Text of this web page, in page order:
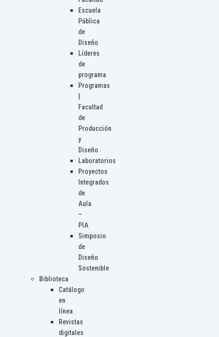
Escuela
Pública
de
Diseño
Líderes
de
programa
Programas
Facultad
de
Producción
y
Diseño
Laboratorios
Proyectos
Integrados
de
Aula
–
PIA
Simposio
de
Diseño
Sostenible
Biblioteca
Catálogo
en
línea
Revistas
digitales